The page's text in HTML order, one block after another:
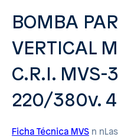
BOMBA
VERTICAL
C.R.I.
220/380v.
Ficha Técnica MVS n